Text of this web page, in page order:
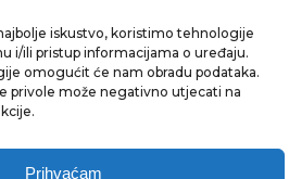
iskustvo, koristimo tehnologije
i/ili pristup informacijama o uređaju.
omogućit će nam obradu podataka.
privole može negativno utjecati na
Prihvaćam
HRVATSKA